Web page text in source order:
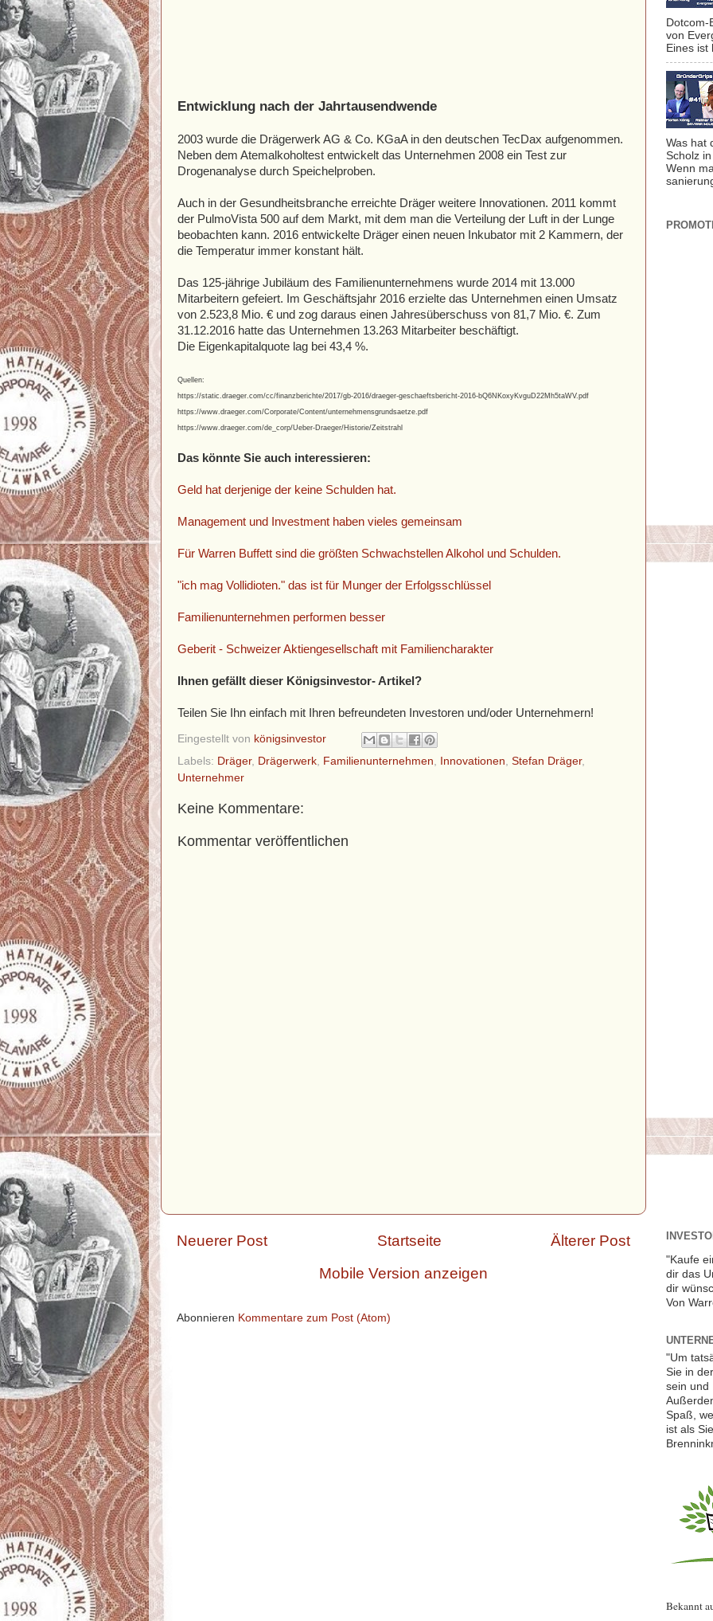
Entwicklung nach der Jahrtausendwende
2003 wurde die Drägerwerk AG & Co. KGaA in den deutschen TecDax aufgenommen.
Neben dem Atemalkoholtest entwickelt das Unternehmen 2008 ein Test zur
Drogenanalyse durch Speichelproben.
Auch in der Gesundheitsbranche erreichte Dräger weitere Innovationen. 2011 kommt
der PulmoVista 500 auf dem Markt, mit dem man die Verteilung der Luft in der Lunge
beobachten kann. 2016 entwickelte Dräger einen neuen Inkubator mit 2 Kammern, der
die Temperatur immer konstant hält.
Das 125-jährige Jubiläum des Familienunternehmens wurde 2014 mit 13.000
Mitarbeitern gefeiert. Im Geschäftsjahr 2016 erzielte das Unternehmen einen Umsatz
von 2.523,8 Mio. € und zog daraus einen Jahresüberschuss von 81,7 Mio. €. Zum
31.12.2016 hatte das Unternehmen 13.263 Mitarbeiter beschäftigt.
Die Eigenkapitalquote lag bei 43,4 %.
Quellen:
https://static.draeger.com/cc/finanzberichte/2017/gb-2016/draeger-geschaeftsbericht-2016-bQ6NKoxyKvguD22Mh5taWV.pdf
https://www.draeger.com/Corporate/Content/unternehmensgrundsaetze.pdf
https://www.draeger.com/de_corp/Ueber-Draeger/Historie/Zeitstrahl
Das könnte Sie auch interessieren:
Geld hat derjenige der keine Schulden hat.
Management und Investment haben vieles gemeinsam
Für Warren Buffett sind die größten Schwachstellen Alkohol und Schulden.
"ich mag Vollidioten." das ist für Munger der Erfolgsschlüssel
Familienunternehmen performen besser
Geberit - Schweizer Aktiengesellschaft mit Familiencharakter
Ihnen gefällt dieser Königsinvestor- Artikel?
Teilen Sie Ihn einfach mit Ihren befreundeten Investoren und/oder Unternehmern!
Eingestellt von königsinvestor
Labels: Dräger, Drägerwerk Familienunternehmen Innovationen Stefan Dräger,
Unternehmer
Keine Kommentare:
Kommentar veröffentlichen
Neuerer Post Älterer Post
Startseite
Mobile Version anzeigen
Abonnieren Kommentare zum Post (Atom)
Dotcom-
von
Eines ist
Was hat
Scholz
Wenn
"Kaufe
dir das
dir
Von
"Um
Sie in
sein und
Spaß,
ist als
Bekannt